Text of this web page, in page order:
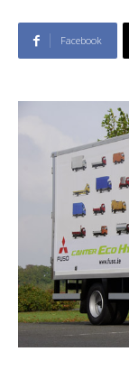
Facebook